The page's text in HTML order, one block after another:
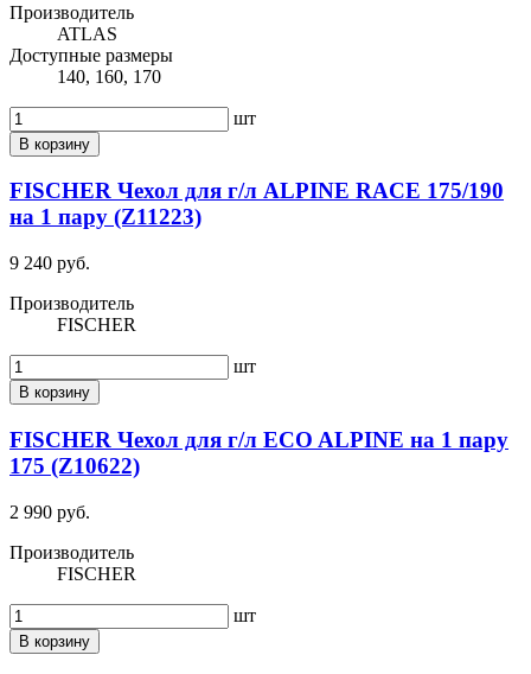
Производитель
ATLAS
Доступные размеры
140, 160, 170
шт
В корзину
FISCHER Чехол для г/л ALPINE RACE 175/190
на 1 пару (Z11223)
9 240 руб.
Производитель
FISCHER
шт
В корзину
FISCHER Чехол для г/л ECO ALPINE на 1 пару
175 (Z10622)
2 990 руб.
Производитель
FISCHER
шт
В корзину